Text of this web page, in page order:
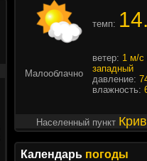
темп:
Малооблачно
ветер: 1 м/с
западный
давление:
влажность:
Населенный пункт
Календарь погоды